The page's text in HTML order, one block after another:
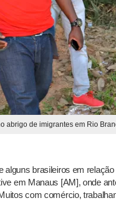
abrigo de imigrantes em Rio
alguns brasileiros em
em Manaus [AM], onde
com comércio,